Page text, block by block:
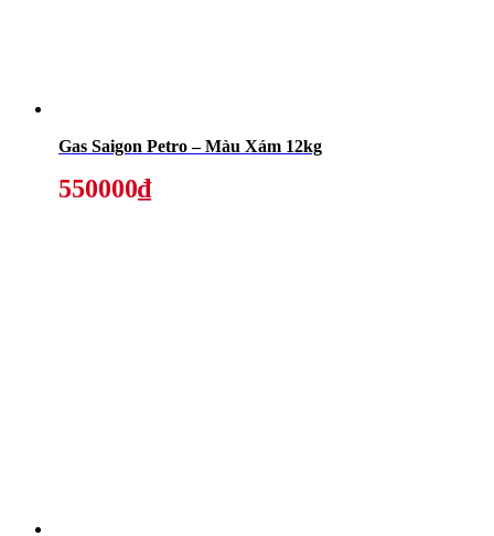
Gas Saigon Petro – Màu Xám 12kg
550000₫